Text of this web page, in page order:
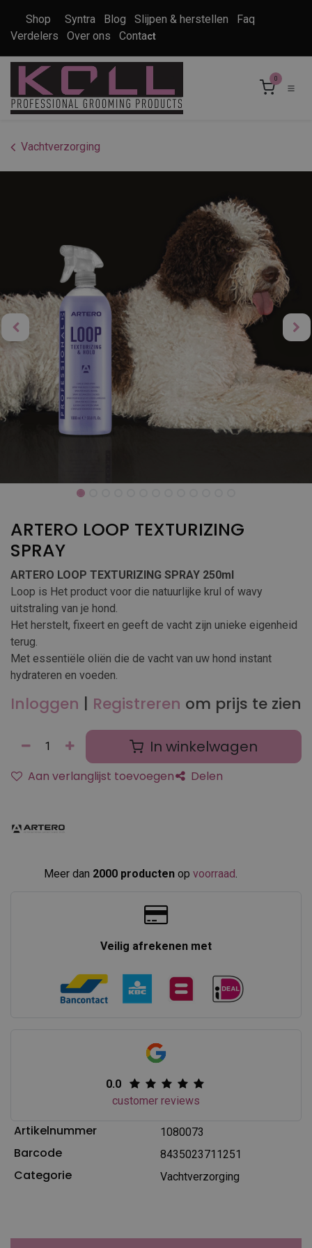
Shop Syntra Blog Slijpen & herstellen
Faq
Verdelers
Over ons Contact
0
Vachtverzorging
ARTERO LOOP TEXTURIZING
SPRAY
ARTERO LOOP TEXTURIZING SPRAY 250ml
Loop is Het product voor die natuurlijke krul of wavy
uitstraling van je hond.
Het herstelt, fixeert en geeft de vacht zijn unieke eigenheid
terug.
Met essentiële oliën die de vacht van uw hond instant
hydrateren en voeden.
Inloggen | Registreren om prijs te zien
In winkelwagen
Aan verlanglijst toevoegen Delen
Meer dan 2000 producten op voorraad
Veilig afrekenen met
0.0
customer reviews
Artikelnummer 1080073
Barcode 8435023711251
Categorie Vachtverzorging